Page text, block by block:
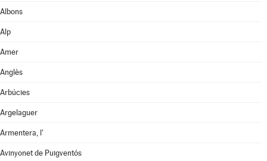
Albons
Alp
Amer
Anglès
Arbúcies
Argelaguer
Armentera, l'
Avinyonet de Puigventós